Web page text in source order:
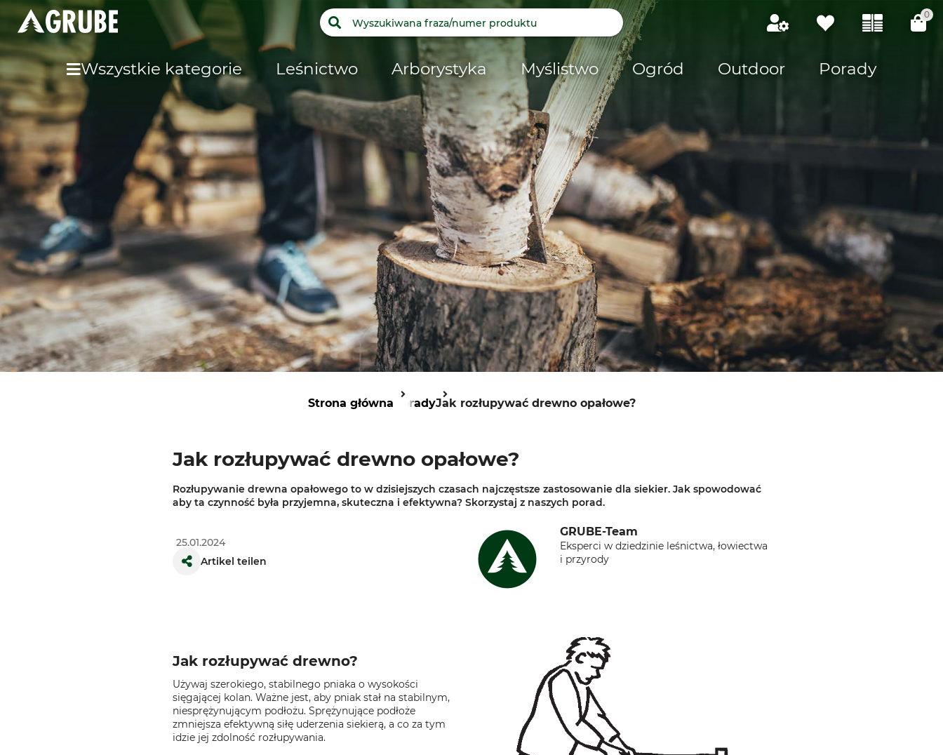
0
Wszystkie kategorie Leśnictwo Arborystyka Myślistwo Ogród Outdoor Porady
Strona główna PoradyJak rozłupywać drewno opałowe?
Jak rozłupywać drewno opałowe?
Rozłupywanie drewna opałowego to w dzisiejszych czasach najczęstsze zastosowanie dla siekier. Jak spowodować
aby ta czynność była przyjemna, skuteczna i efektywna? Skorzystaj z naszych porad.
25.01.2024
Artikel teilen
GRUBE-Team
Eksperci w dziedzinie leśnictwa, łowiectwa
i przyrody
Jak rozłupywać drewno?
Używaj szerokiego, stabilnego pniaka o wysokości
sięgającej kolan. Ważne jest, aby pniak stał na stabilnym,
niesprężynującym podłożu. Sprężynujące podłoże
zmniejsza efektywną siłę uderzenia siekierą, a co za tym
idzie jej zdolność rozłupywania.